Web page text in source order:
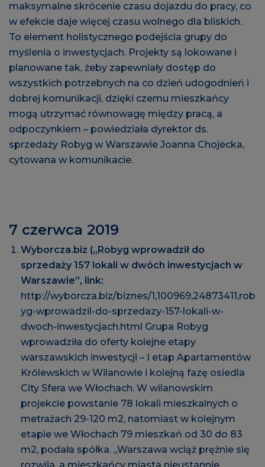
maksymalne skrócenie czasu dojazdu do pracy, co
w efekcie daje więcej czasu wolnego dla bliskich.
To element holistycznego podejścia grupy do
myślenia o inwestycjach. Projekty są lokowane i
planowane tak, żeby zapewniały dostęp do
wszystkich potrzebnych na co dzień udogodnień i
dobrej komunikacji, dzięki czemu mieszkańcy
mogą utrzymać równowagę między pracą, a
odpoczynkiem – powiedziała dyrektor ds.
sprzedaży Robyg w Warszawie Joanna Chojecka,
cytowana w komunikacie.
7 czerwca 2019
Wyborcza.biz („Robyg wprowadził do
sprzedaży 157 lokali w dwóch inwestycjach w
Warszawie”, link:
http://wyborcza.biz/biznes/1,100969,24873411,rob
yg-wprowadzil-do-sprzedazy-157-lokali-w-
dwoch-inwestycjach.html Grupa Robyg
wprowadziła do oferty kolejne etapy
warszawskich inwestycji – I etap Apartamentów
Królewskich w Wilanowie i kolejną fazę osiedla
City Sfera we Włochach. W wilanowskim
projekcie powstanie 78 lokali mieszkalnych o
metrażach 29-120 m2, natomiast w kolejnym
etapie we Włochach 79 mieszkań od 30 do 83
m2, podała spółka. „Warszawa wciąż prężnie się